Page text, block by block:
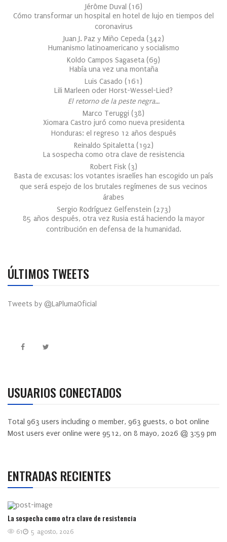
Jérôme Duval (16)
Cómo transformar un hospital en hotel de lujo en tiempos del
coronavirus
Juan J. Paz y Miño Cepeda (342)
Humanismo latinoamericano y socialismo
Koldo Campos Sagaseta (69)
Había una vez una montaña
Luis Casado (161 )
Lili Marleen oder Horst-Wessel-Lied?
El retorno de la peste negra…
Marco Teruggi (38)
Xiomara Castro juró como nueva presidenta
Honduras: el regreso 12 años después
Reinaldo Spitaletta (192)
La sospecha como otra clave de resistencia
Robert Fisk (3)
Basta de excusas: los votantes israelíes han escogido un país
que será espejo de los brutales regímenes de sus vecinos
árabes
Sergio Rodríguez Gelfenstein (273)
85 años después, otra vez Rusia está haciendo la mayor
contribución en defensa de la humanidad.
ÚLTIMOS TWEETS
Tweets by @LaPlumaOficial
USUARIOS CONECTADOS
Total 963 users including 0 member, 963 guests, 0 bot online
Most users ever online were 9512, on 8 mayo, 2026 @ 3:59 pm
ENTRADAS RECIENTES
La sospecha como otra clave de resistencia
5 agosto, 2026
61